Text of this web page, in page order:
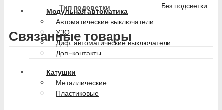
Модульная автоматика
Автоматические выключатели
УЗО
Диф. автоматические выключатели
Доп-контакты
Катушки
Металлические
Пластиковые
Тип подсветки
Без подсветки
Связанные товары